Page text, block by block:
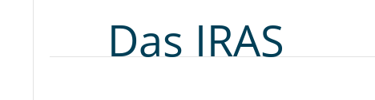
Das IRAS